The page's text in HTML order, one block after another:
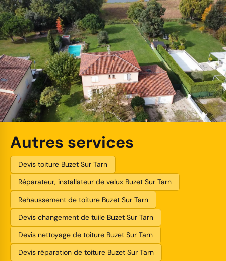
Autres services
Devis toiture Buzet Sur Tarn
Réparateur, installateur de velux Buzet Sur Tarn
Rehaussement de toiture Buzet Sur Tarn
Devis changement de tuile Buzet Sur Tarn
Devis nettoyage de toiture Buzet Sur Tarn
Devis réparation de toiture Buzet Sur Tarn